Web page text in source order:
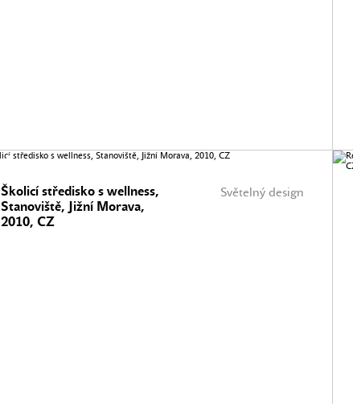
Světelný design
Školicí středisko s wellness,
Stanoviště, Jižní Morava,
2010, CZ